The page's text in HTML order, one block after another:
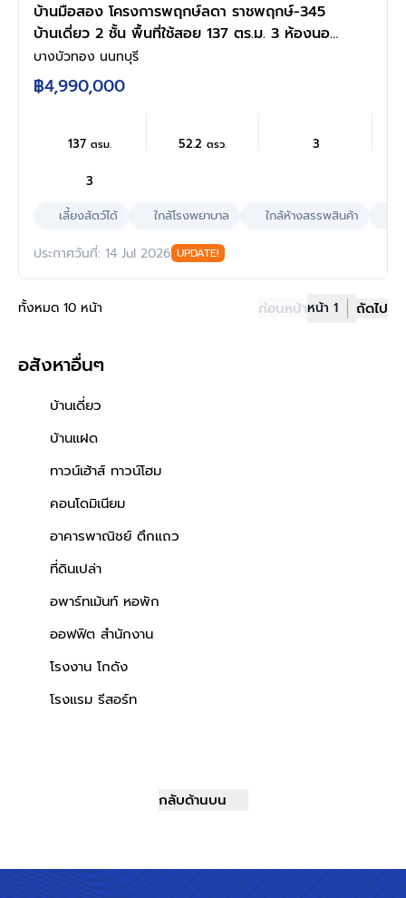
บ้านมือสอง โครงการพฤกษ์ลดา ราชพฤกษ์-345
บ้านเดี่ยว 2 ชั้น พื้นที่ใช้สอย 137 ตร.ม. 3 ห้องนอน
3 ห้องน้ำ จอดรถ 2 คัน ทำเลราชพฤกษ์-345 ใกล้
วงแหวนกาญจนาภิเษก ใกล้ห้าง โรงพยาบาล
โรงเรียน
บางบัวทอง นนทบุรี
฿4,990,000
137ตรม. 52.2ตรว. 3
3
เลี้ยงสัตว์ได้
ใกล้โรงพยาบาล ใกล้ห้างสรรพสินค้า
ประกาศวันที่: 14 Jul 2026 UPDATE!
ทั้งหมด 10 หน้า ก่อนหน้าหน้า 1 ถัดไป
อสังหาอื่นๆ
บ้านเดี่ยว
บ้านแฝด
ทาวน์เฮ้าส์ ทาวน์โฮม
คอนโดมิเนียม
อาคารพาณิชย์ ตึกแถว
ที่ดินเปล่า
อพาร์ทเม้นท์ หอพัก
ออฟฟิต สำนักงาน
โรงงาน โกดัง
โรงแรม รีสอร์ท
กลับด้านบน